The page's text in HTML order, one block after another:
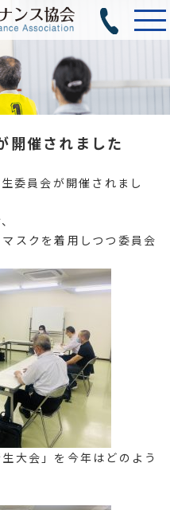
開催されました
委員会が開催されまし
スクを着用しつつ委員会
大会」を今年はどのよう